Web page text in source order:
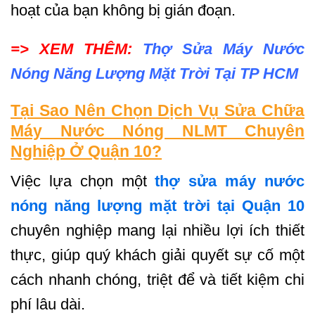
hoạt của bạn không bị gián đoạn.
=> XEM THÊM: ThợSửa Máy Nước
Nóng Năng Lượng Mặt Trời Tại TP HCM
Tại Sao Nên Chọn Dịch Vụ Sửa Chữa
Máy Nước Nóng NLMT Chuyên
Nghiệp Ở Quận 10?
Việc lựa chọn mộtthợ sửa máy nước
nóng năng lượng mặt trời tại Quận 10
chuyên nghiệp mang lại nhiều lợi ích thiết
thực, giúp quý khách giải quyết sự cố một
cách nhanh chóng, triệt để và tiết kiệm chi
phí lâu dài.